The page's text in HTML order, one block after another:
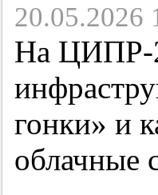
20.05.2026
На ЦИПР-
гонки» и
облачные